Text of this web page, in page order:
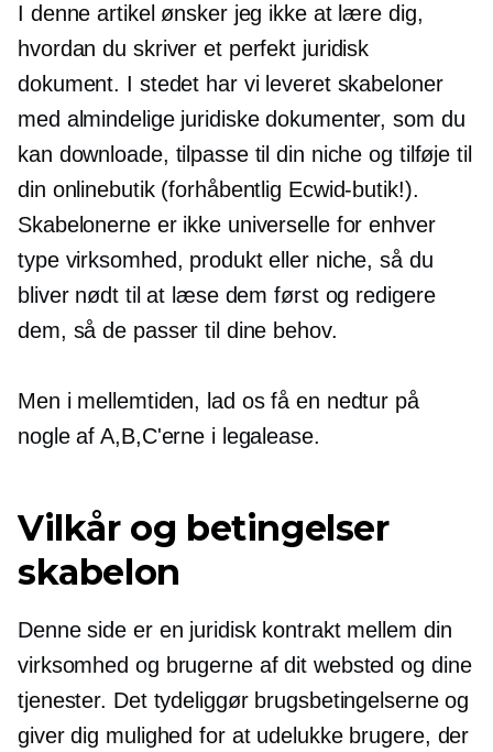
I denne artikel ønsker jeg ikke at lære dig,
hvordan du skriver et perfekt juridisk
dokument. I stedet har vi leveret skabeloner
med almindelige juridiske dokumenter, som du
kan downloade, tilpasse til din niche og tilføje til
din onlinebutik (forhåbentlig Ecwid-butik!).
Skabelonerne er ikke universelle for enhver
type virksomhed, produkt eller niche, så du
bliver nødt til at læse dem først og redigere
dem, så de passer til dine behov.
Men i mellemtiden, lad os få en nedtur på
nogle af A,B,C'erne i legalease.
Vilkår og betingelser
skabelon
Denne side er en juridisk kontrakt mellem din
virksomhed og brugerne af dit websted og dine
tjenester. Det tydeliggør brugsbetingelserne og
giver dig mulighed for at udelukke brugere, der